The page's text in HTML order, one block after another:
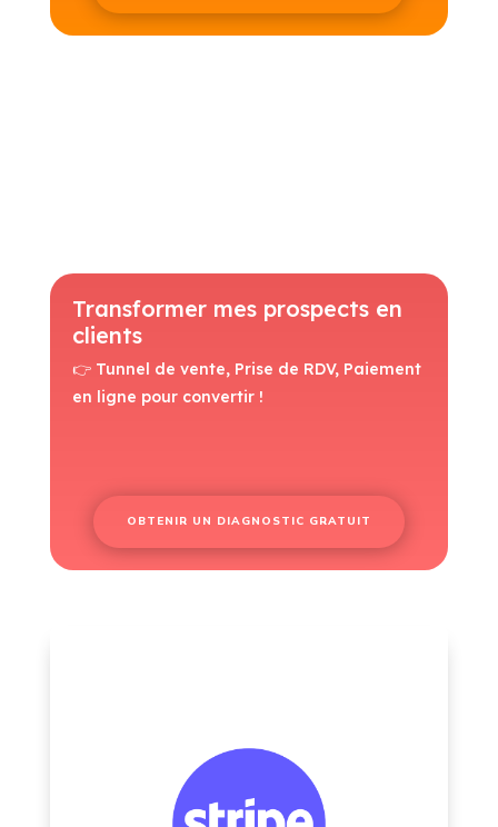
Transformer mes prospects en
clients
👉 Tunnel de vente, Prise de RDV, Paiement
en ligne pour convertir !
OBTENIR UN DIAGNOSTIC GRATUIT